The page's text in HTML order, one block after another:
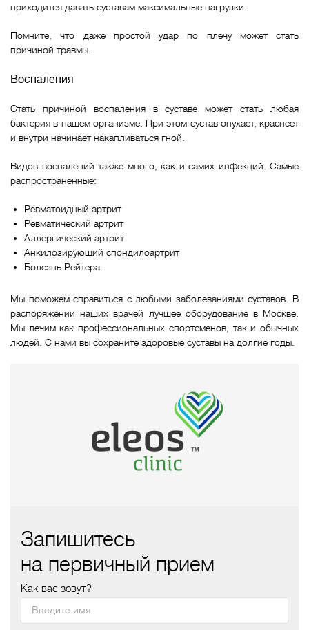
приходится давать суставам максимальные нагрузки.
Помните, что даже простой удар по плечу может стать
причиной травмы.
Воспаления
Стать причиной воспаления в суставе может стать любая
бактерия в нашем организме. При этом сустав опухает, краснеет
и внутри начинает накапливаться гной.
Видов воспалений также много, как и самих инфекций. Самые
распространенные:
Ревматоидный артрит
Ревматический артрит
Аллергический артрит
Анкилозирующий спондилоартрит
Болезнь Рейтера
Мы поможем справиться с любыми заболеваниями суставов. В
распоряжении наших врачей лучшее оборудование в Москве.
Мы лечим как профессиональных спортсменов, так и обычных
людей. С нами вы сохраните здоровые суставы на долгие годы.
Запишитесь
на первичный прием
Как вас зовут?